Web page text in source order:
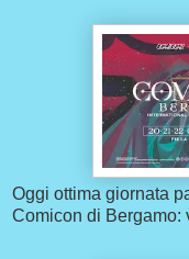
Oggi ottima giornata
Comicon di Bergamo: